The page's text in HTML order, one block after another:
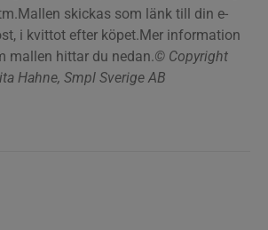
skickas som länk till din e-
i kvittot efter köpet.Mer information
mallen hittar du nedan.© Copyright
Hahne, Smpl Sverige AB